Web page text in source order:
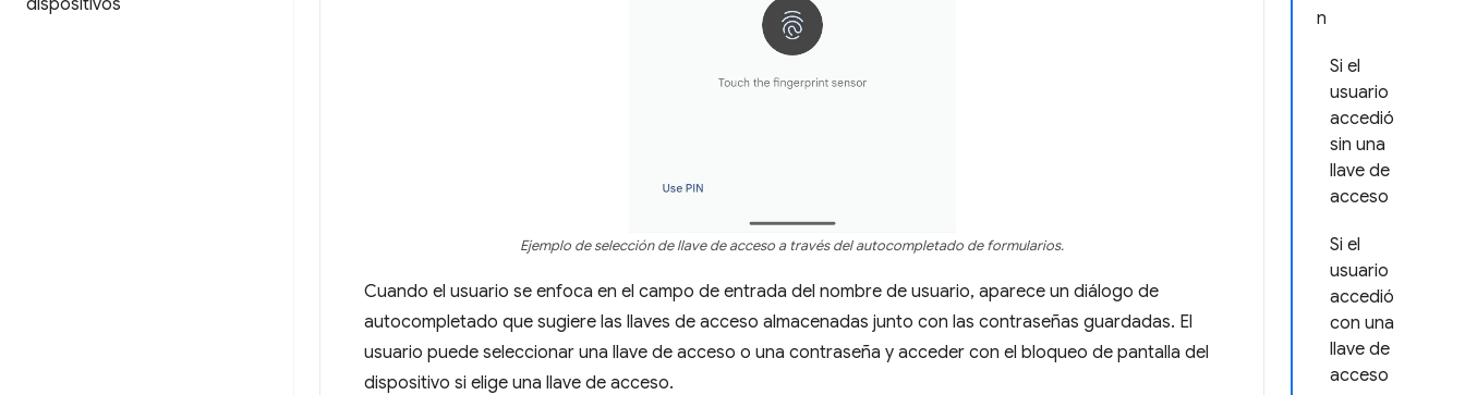
dispositivos
n
Si el
usuario
accedió
sin una
llave de
acceso
Si el
usuario
accedió
con una
llave de
acceso
Ejemplo de selección de llave de acceso a través del autocompletado de formularios.
Cuando el usuario se enfoca en el campo de entrada del nombre de usuario, aparece un diálogo de
autocompletado que sugiere las llaves de acceso almacenadas junto con las contraseñas guardadas. El
usuario puede seleccionar una llave de acceso o una contraseña y acceder con el bloqueo de pantalla del
dispositivo si elige una llave de acceso.